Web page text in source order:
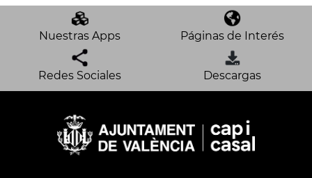
Nuestras Apps Páginas de Interés
Redes Sociales Descargas